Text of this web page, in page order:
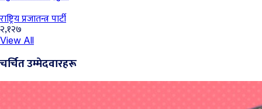
राष्ट्रिय प्रजातन्त्र पार्टी
२,१२७
View All
चर्चित उम्मेदवारहरू